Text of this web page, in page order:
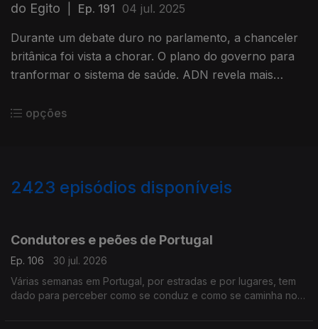
do Egito
Ep. 191 04 jul. 2025
Durante um debate duro no parlamento, a chanceler
britânica foi vista a chorar. O plano do governo para
tranformar o sistema de saúde. ADN revela mais
Com Diogo Martins, em Londres, Reino Unido.
opções
2423 episódios disponíveis
Condutores e peões de Portugal
Ep. 106
30 jul. 2026
Várias semanas em Portugal, por estradas e por lugares, tem
dado para perceber como se conduz e como se caminha no